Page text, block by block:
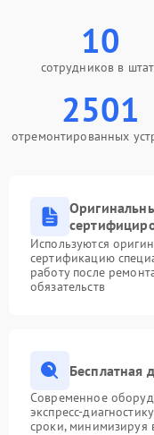
10
сотрудников в
2501
отремонтированных
Используются
сертификацию
работу после
обязательств
Бесплатная
Современное
экспресс-
сроки, минимизируя